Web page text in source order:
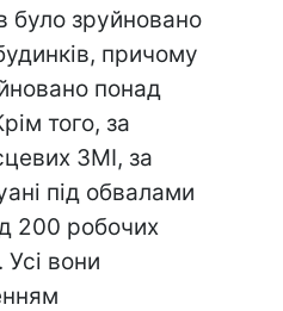
було зруйновано
причому
понад
того, за
ЗМІ, за
під обвалами
200 робочих
вони